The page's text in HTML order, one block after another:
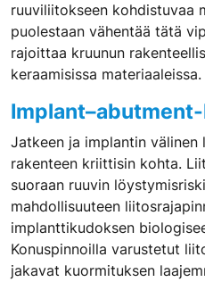
ruuviliitokseen kohdistuvaa
puolestaan vähentää tätä
rajoittaa kruunun
keraamisissa materiaaleissa.
Jatkeen ja implantin
rakenteen kriittisin kohta.
suoraan ruuvin
mahdollisuuteen
implanttikudoksen
Konuspinnoilla varustetut
jakavat kuormituksen